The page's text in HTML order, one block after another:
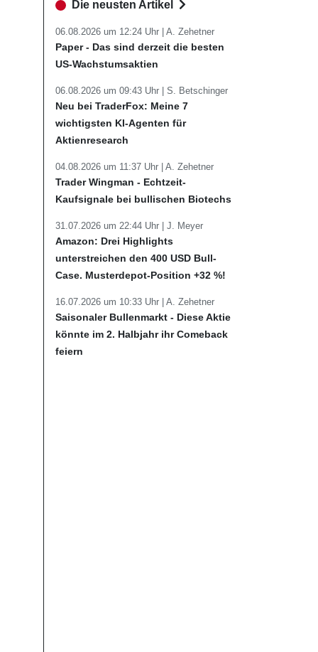
Die neusten Artikel
06.08.2026 um 12:24 Uhr | A. Zehetner
Paper - Das sind derzeit die besten
US-Wachstumsaktien
06.08.2026 um 09:43 Uhr | S. Betschinger
Neu bei TraderFox: Meine 7
wichtigsten KI-Agenten für
Aktienresearch
04.08.2026 um 11:37 Uhr | A. Zehetner
Trader Wingman - Echtzeit-
Kaufsignale bei bullischen Biotechs
31.07.2026 um 22:44 Uhr | J. Meyer
Amazon: Drei Highlights
unterstreichen den 400 USD Bull-
Case. Musterdepot-Position +32 %!
16.07.2026 um 10:33 Uhr | A. Zehetner
Saisonaler Bullenmarkt - Diese Aktie
könnte im 2. Halbjahr ihr Comeback
feiern